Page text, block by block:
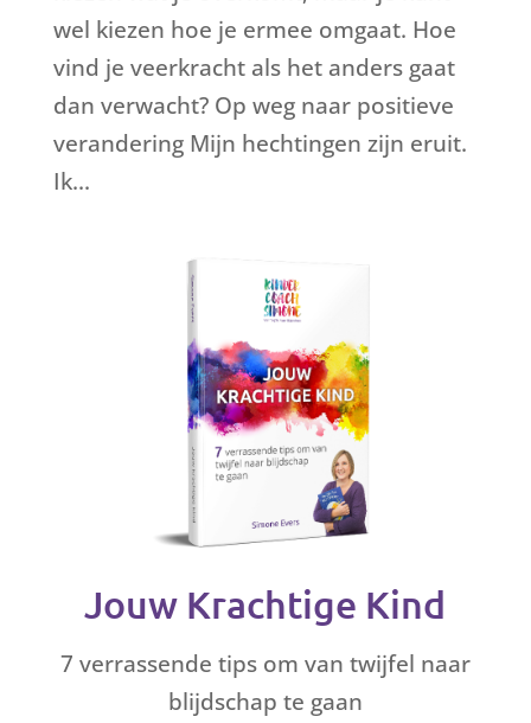
wel kiezen hoe je ermee omgaat. Hoe
vind je veerkracht als het anders gaat
dan verwacht? Op weg naar positieve
verandering Mijn hechtingen zijn eruit.
Ik...
Jouw Krachtige Kind
7 verrassende tips om van twijfel naar
blijdschap te gaan